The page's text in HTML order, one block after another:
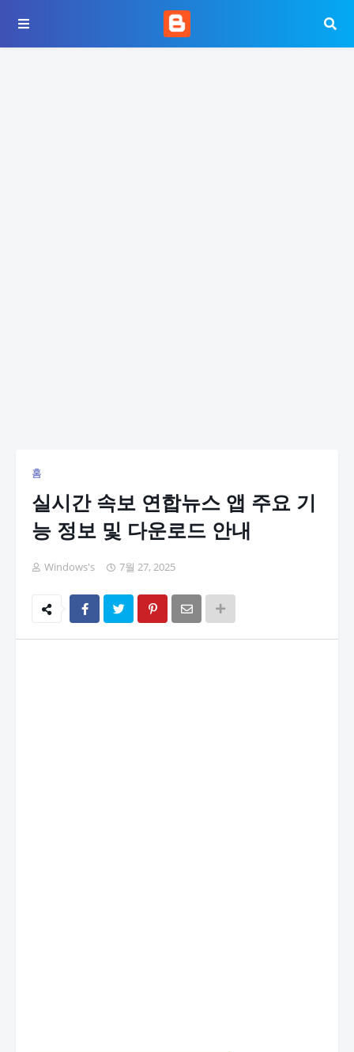
홈
실시간 속보 연합뉴스 앱 주요 기
능 정보 및 다운로드 안내
Windows's 7월 27, 2025